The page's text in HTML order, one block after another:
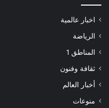
اخبار عالمية
الرياضة
المناطق 1
ثقافة وفنون
أخبار العالم
منوعات